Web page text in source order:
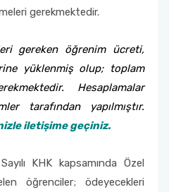
gerekmektedir.
gereken öğrenim ücreti,
yüklenmiş olup; toplam
Hesaplamalar
tarafından yapılmıştır.
iletişime geçiniz.
KHK kapsamında Özel
öğrenciler; ödeyecekleri